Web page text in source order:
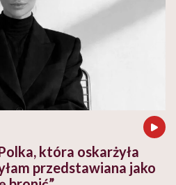
która oskarżyła
przedstawiana jako